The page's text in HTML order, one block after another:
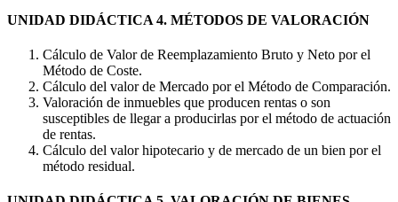
UNIDAD DIDÁCTICA 4. MÉTODOS DE VALORACIÓN
Cálculo de Valor de Reemplazamiento Bruto y Neto por el
Método de Coste.
Cálculo del valor de Mercado por el Método de Comparación.
Valoración de inmuebles que producen rentas o son
susceptibles de llegar a producirlas por el método de actuación
de rentas.
Cálculo del valor hipotecario y de mercado de un bien por el
método residual.